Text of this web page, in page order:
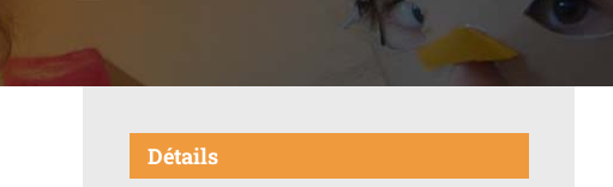
Détails